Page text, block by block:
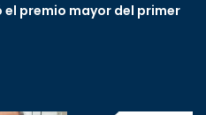
el premio mayor del primer